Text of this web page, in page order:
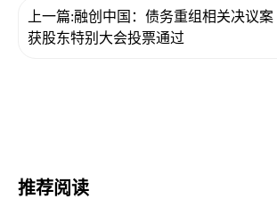
上一篇:融创中国：债务重组相关决议案
获股东特别大会投票通过
推荐阅读